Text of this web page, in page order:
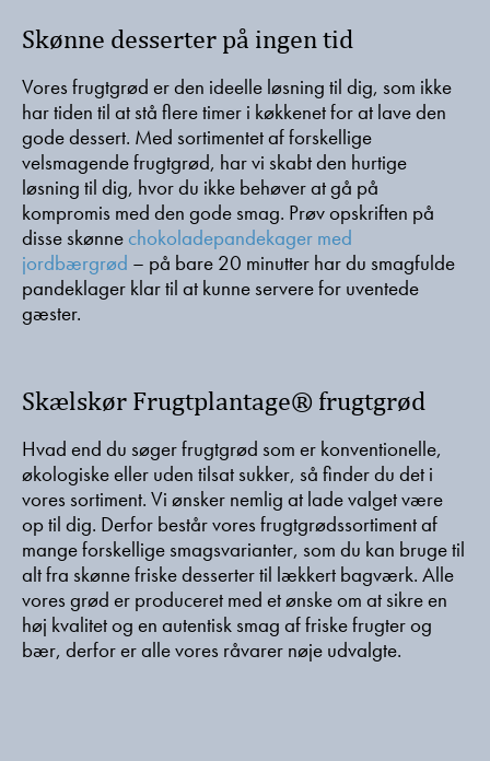
Skønne desserter på ingen tid
Vores frugtgrød er den ideelle løsning til dig, som ikke
har tiden til at stå flere timer i køkkenet for at lave den
gode dessert. Med sortimentet af forskellige
velsmagende frugtgrød, har vi skabt den hurtige
løsning til dig, hvor du ikke behøver at gå på
kompromis med den gode smag. Prøv opskriften på
disse skønne chokoladepandekager med
jordbærgrød – på bare 20 minutter har du smagfulde
pandeklager klar til at kunne servere for uventede
gæster.
Skælskør Frugtplantage® frugtgrød
Hvad end du søger frugtgrød som er konventionelle,
økologiske eller uden tilsat sukker, så finder du det i
vores sortiment. Vi ønsker nemlig at lade valget være
op til dig. Derfor består vores frugtgrødssortiment af
mange forskellige smagsvarianter, som du kan bruge til
alt fra skønne friske desserter til lækkert bagværk. Alle
vores grød er produceret med et ønske om at sikre en
høj kvalitet og en autentisk smag af friske frugter og
bær, derfor er alle vores råvarer nøje udvalgte.